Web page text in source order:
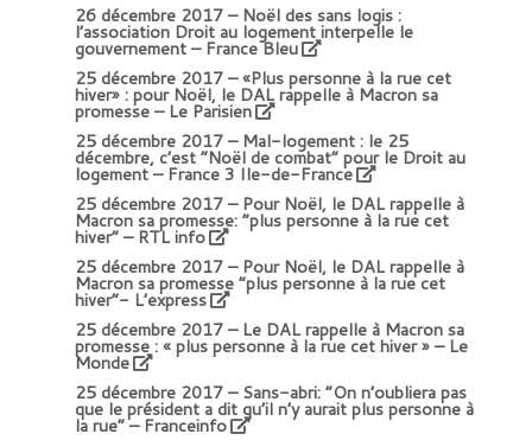
26 décembre 2017 –Noël des sans logis :
l’association Droit au logement interpelle le
gouvernement– France Bleu
25 décembre 2017 –«Plus personne à la rue cet
hiver» : pour Noël, le DAL rappelle à Macron sa
promesse– Le Parisien
25 décembre 2017 –Mal-logement : le 25
décembre, c’est “Noël de combat” pour le Droit au
logement– France 3 Ile-de-France
25 décembre 2017 –Pour Noël, le DAL rappelle à
Macron sa promesse: “plus personne à la rue cet
hiver” – RTL info
25 décembre 2017 –Pour Noël, le DAL rappelle à
Macron sa promesse “plus personne à la rue cet
hiver”- L’express
25 décembre 2017 –Le DAL rappelle à Macron sa
promesse : « plus personne à la rue cet hiver »– Le
Monde
25 décembre 2017 –Sans-abri: “On n’oubliera pas
que le président a dit qu’il n’y aurait plus personne à
la rue” – Franceinfo